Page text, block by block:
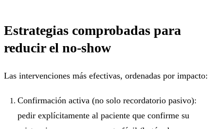
Estrategias comprobadas para
reducir el no-show
Las intervenciones más efectivas, ordenadas por impacto:
Confirmación activa (no solo recordatorio pasivo):
pedir explícitamente al paciente que confirme su